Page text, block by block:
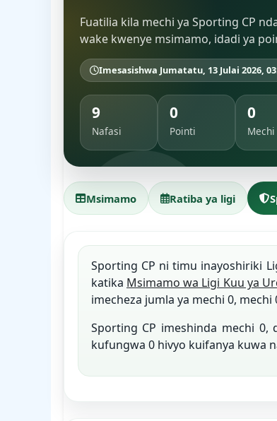
Fuatilia kila mechi ya Sporting CP
wake kwenye msimamo, idadi ya
Imesasishwa Jumatatu, 13 Julai 2026,
9
Nafasi
0
Pointi
0
Mechi
Msimamo Ratiba ya ligi
Sporting CP ni timu inayoshiriki
katika Msimamo wa Ligi Kuu ya
imecheza jumla ya mechi 0,
Sporting CP imeshinda mechi
kufungwa 0 hivyo kuifanya kuwa